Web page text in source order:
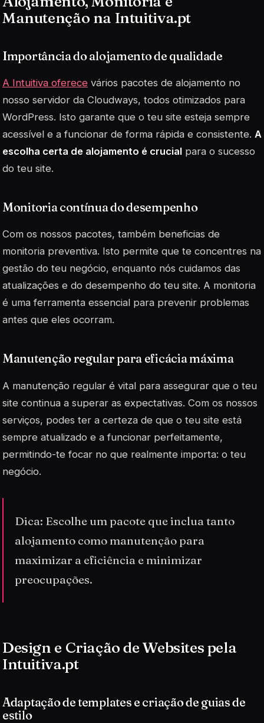
Manutenção na Intuitiva.pt
Importância do alojamento de qualidade
A Intuitiva oferece vários pacotes de alojamento no
nosso servidor da Cloudways, todos otimizados para
WordPress. Isto garante que o teu site esteja sempre
acessível e a funcionar de forma rápida e consistente. A
escolha certa de alojamento é crucial para o sucesso
do teu site.
Monitoria contínua do desempenho
Com os nossos pacotes, também beneficias de
monitoria preventiva. Isto permite que te concentres na
gestão do teu negócio, enquanto nós cuidamos das
atualizações e do desempenho do teu site. A monitoria
é uma ferramenta essencial para prevenir problemas
antes que eles ocorram.
Manutenção regular para eficácia máxima
A manutenção regular é vital para assegurar que o teu
site continua a superar as expectativas. Com os nossos
serviços, podes ter a certeza de que o teu site está
sempre atualizado e a funcionar perfeitamente,
permitindo-te focar no que realmente importa: o teu
negócio.
Dica: Escolhe um pacote que inclua tanto
alojamento como manutenção para
maximizar a eficiência e minimizar
preocupações.
Design e Criação de Websites pela
Intuitiva.pt
Adaptação de templates e criação de guias de
estilo